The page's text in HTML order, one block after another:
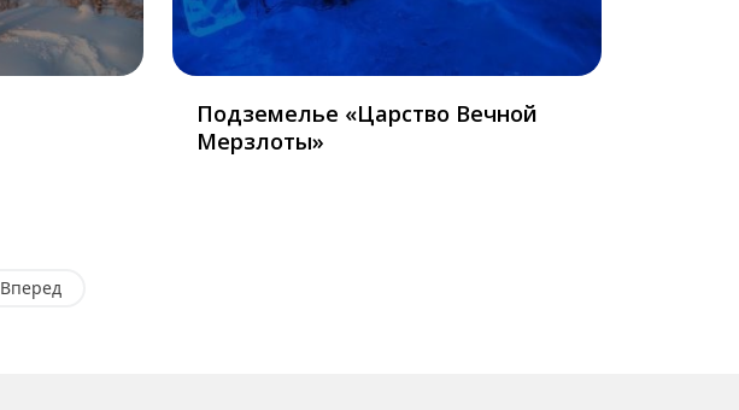
Подземелье «Царство Вечной
Мерзлоты»
Вперед